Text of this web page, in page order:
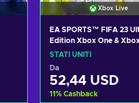
Xbox Live
EA SPORTS™ FIFA 23
Edition Xbox One &
X|S Key UNITED STATES
STATI UNITI
Da
52,44 USD
11% Cashback